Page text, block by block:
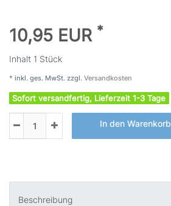
10,95 EUR *
Inhalt 1 Stück
* inkl. ges. MwSt. zzgl. Versandkosten
Sofort versandfertig, Lieferzeit 1-3 Tage
In den Warenkorb
Beschreibung